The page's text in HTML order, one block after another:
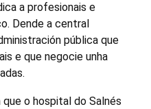
a profesionais e
Dende a central
pública que
e que negocie unha
que o hospital do Salnés